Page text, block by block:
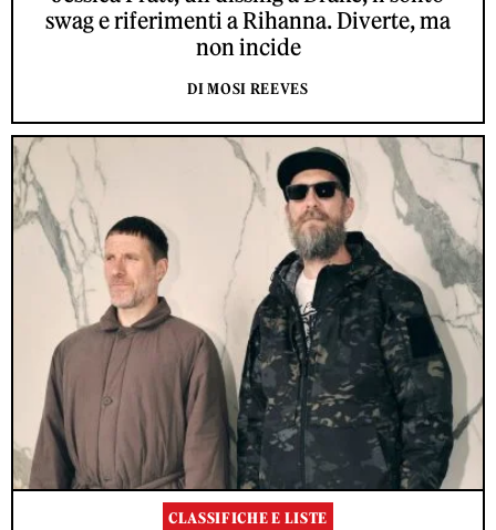
swag e riferimenti a Rihanna. Diverte, ma
non incide
DI MOSI REEVES
CLASSIFICHE E LISTE